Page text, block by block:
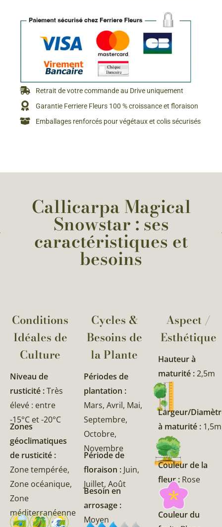
Retrait de votre commande au Drive uniquement
Garantie Ferriere Fleurs 100 % croissance et floraison
Emballages renforcés pour végétaux et colis sécurisés
Callicarpa Magical
Snowstar : ses
caractéristiques et
besoins
Conditions
Idéales de
Culture
Niveau de
rusticité :Très
élevé : entre
-15°C et -20°C
Zones
géoclimatiques
de rusticité :
Zone tempérée,
Zone océanique,
Zone
méditerranéenne
Cycles &
Besoins de
la Plante​
Périodes de
plantation :
Mars, Avril, Mai,
Septembre,
Octobre,
Novembre
Période de
floraison : Juin,
Juillet, Août
Besoin en
arrosage :
Moyen
Aspect /
Esthétique
Hauteur à
maturité :2,5m
Largeur/
à maturité : 1,5m
Couleur de la
fleur : Rose
Couleur du